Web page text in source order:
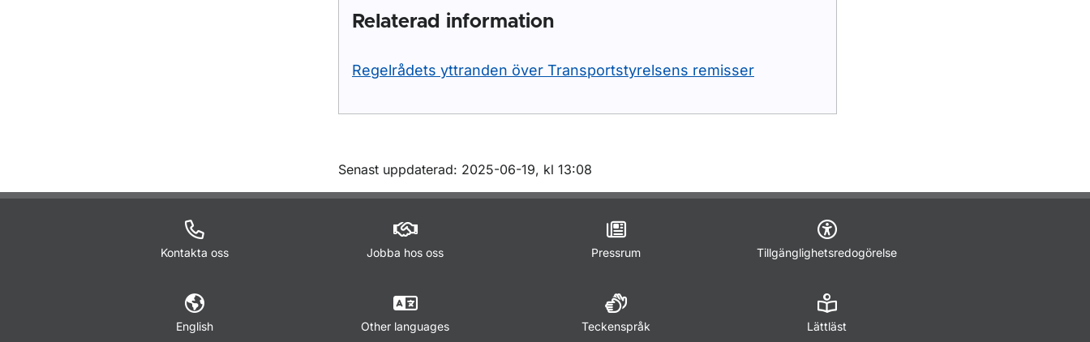
Relaterad information
Regelrådets yttranden över Transportstyrelsens remisser
Om sidan
Senast uppdaterad: 2025-06-19, kl 13:08
Kontakta oss Jobba hos oss Pressrum Tillgänglighetsredogörelse
English Other languages Teckenspråk Lättläst